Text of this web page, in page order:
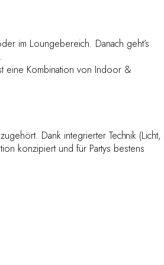
im Loungebereich. Danach geht’s
eine Kombination von Indoor &
Dank integrierter Technik (Licht,
konzipiert und für Partys bestens